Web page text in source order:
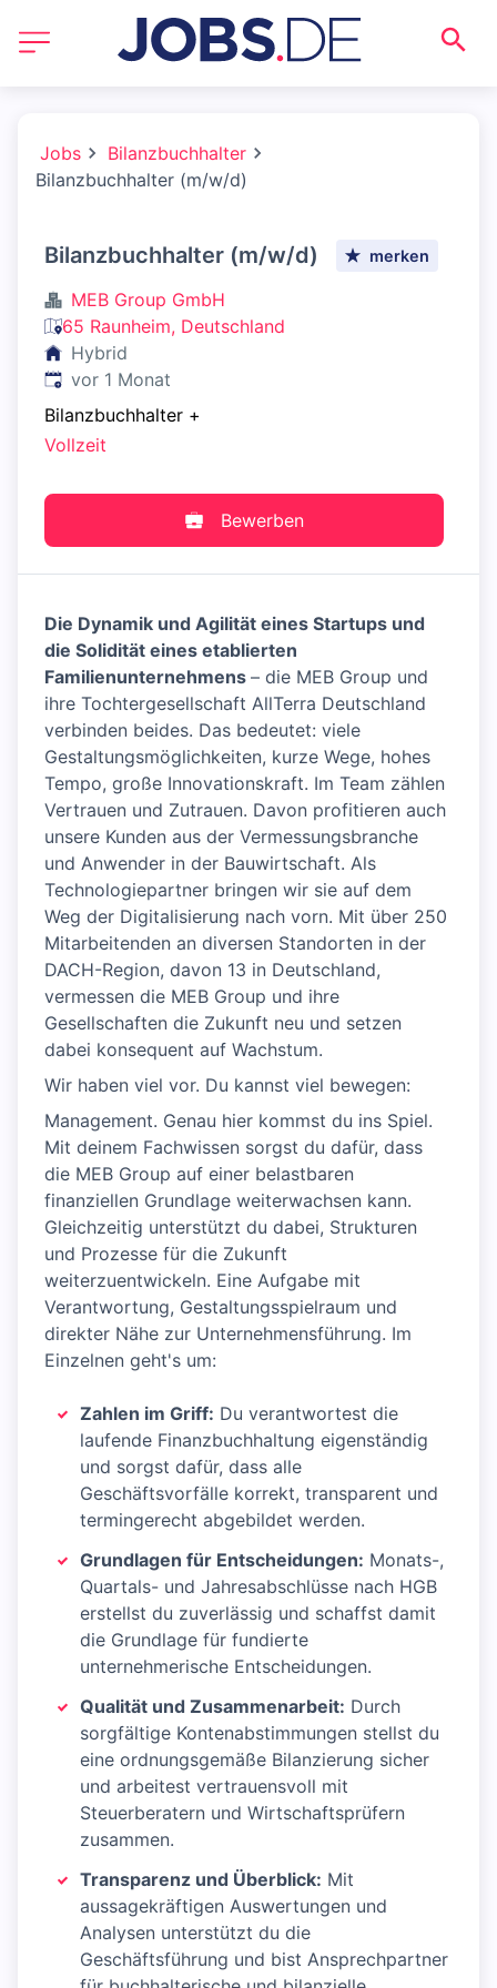
Jobs
Bilanzbuchhalter
Bilanzbuchhalter (m/w/d)
Bilanzbuchhalter (m/w/d) merken
MEB Group GmbH
65 Raunheim, Deutschland
Hybrid
Veröffentlicht:
vor 1 Monat
Bilanzbuchhalter +
Vollzeit
Bewerben
Die Dynamik und Agilität eines Startups und
die Solidität eines etablierten
Familienunternehmens – die MEB Group und
ihre Tochtergesellschaft AllTerra Deutschland
verbinden beides. Das bedeutet: viele
Gestaltungsmöglichkeiten, kurze Wege, hohes
Tempo, große Innovationskraft. Im Team zählen
Vertrauen und Zutrauen. Davon profitieren auch
unsere Kunden aus der Vermessungsbranche
und Anwender in der Bauwirtschaft. Als
Technologiepartner bringen wir sie auf dem
Weg der Digitalisierung nach vorn. Mit über 250
Mitarbeitenden an diversen Standorten in der
DACH-Region, davon 13 in Deutschland,
vermessen die MEB Group und ihre
Gesellschaften die Zukunft neu und setzen
dabei konsequent auf Wachstum.
Wir haben viel vor. Du kannst viel bewegen:
Management. Genau hier kommst du ins Spiel.
Mit deinem Fachwissen sorgst du dafür, dass
die MEB Group auf einer belastbaren
finanziellen Grundlage weiterwachsen kann.
Gleichzeitig unterstützt du dabei, Strukturen
und Prozesse für die Zukunft
weiterzuentwickeln. Eine Aufgabe mit
Verantwortung, Gestaltungsspielraum und
direkter Nähe zur Unternehmensführung. Im
Einzelnen geht's um:
Zahlen im Griff: Du verantwortest die
laufende Finanzbuchhaltung eigenständig
und sorgst dafür, dass alle
Geschäftsvorfälle korrekt, transparent und
termingerecht abgebildet werden.
Grundlagen für Entscheidungen: Monats-,
Quartals- und Jahresabschlüsse nach HGB
erstellst du zuverlässig und schaffst damit
die Grundlage für fundierte
unternehmerische Entscheidungen.
Qualität und Zusammenarbeit: Durch
sorgfältige Kontenabstimmungen stellst du
eine ordnungsgemäße Bilanzierung sicher
und arbeitest vertrauensvoll mit
Steuerberatern und Wirtschaftsprüfern
zusammen.
Transparenz und Überblick: Mit
aussagekräftigen Auswertungen und
Analysen unterstützt du die
Geschäftsführung und bist Ansprechpartner